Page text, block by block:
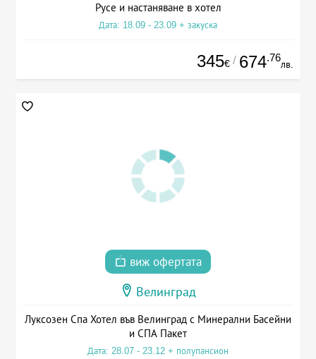
Русе и настаняване в хотел
Дата: 18.09 - 23.09 + закуска
345€ / 674.76
лв.
виж офертата
Велинград
Луксозен Спа Хотел във Велинград с Минерални Басейни
и СПА Пакет
Дата: 28.07 - 23.12 + полупансион